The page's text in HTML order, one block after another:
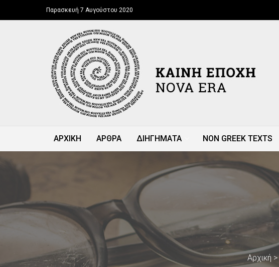
Παρασκευή 7 Αυγούστου 2020
ΑΡΧΙΚΗ ΑΡΘΡΑ ΔΙΗΓΗΜΑΤΑ NON GREEK TEXTS
Αρχική >